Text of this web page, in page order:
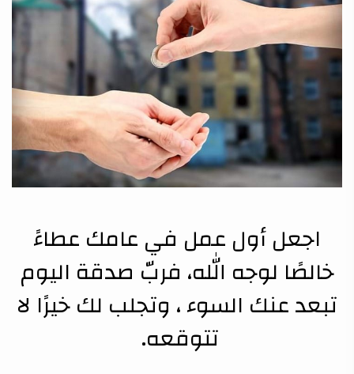
اجعل أول عمل في عامك عطاءً
خالصًا لوجه الله، فربّ صدقة اليوم
تبعد عنك السوء ، وتجلب لك خيرًا لا
تتوقعه.